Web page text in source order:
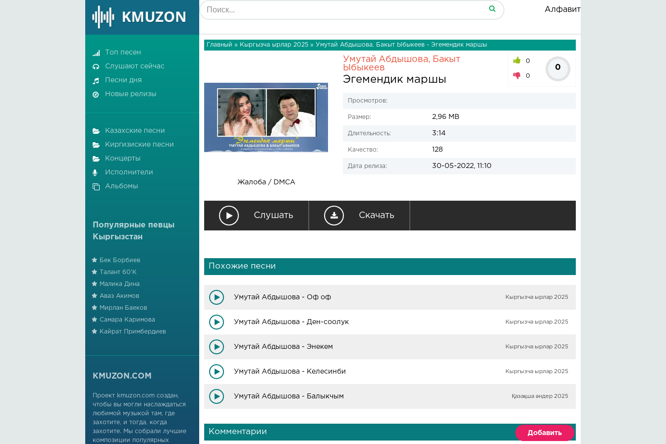
Алфавит
Главный » Кыргызча ырлар 2025 » Умутай Абдышова, Бакыт Ыбыкеев - Эгемендик маршы
Жалоба / DMCA
Умутай Абдышова, Бакыт
Ыбыкеев
Эгемендик маршы
0
0
0
Просмотров:
Размер: 2,96 MB
Длительность: 3:14
Качество: 128
Дата релиза: 30-05-2022, 11:10
Слушать Скачать
Похожие песни
Умутай Абдышова - Оф оф Кыргызча ырлар 2025
Умутай Абдышова - Ден-соолук Кыргызча ырлар 2025
Умутай Абдышова - Энекем Кыргызча ырлар 2025
Умутай Абдышова - Келесинби Кыргызча ырлар 2025
Умутай Абдышова - Балыкчым Қазақша әндер 2025
Комментарии Добавить
Топ песен
Слушают сейчас
Песни дня
Новые релизы
Казахские песни
Киргизиские песни
Концерты
Исполнители
Альбомы
Популярные певцы
Кыргызстан
Бек Борбиев
Талант 60'К
Малика Дина
Аваз Акимов
Мирлан Баеков
Самара Каримова
Кайрат Примбердиев
KMUZON.COM
Проект kmuzon.com создан,
чтобы вы могли наслаждаться
любимой музыкой там, где
захотите, и тогда, когда
захотите. Мы собрали лучшие
композиции популярных